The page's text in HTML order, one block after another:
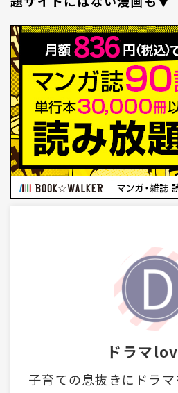
ドラマ
子育ての息抜きにドラ